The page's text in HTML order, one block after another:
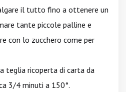
il tutto fino a ottenere un
tante piccole palline e
con lo zucchero come per
teglia ricoperta di carta da
3/4 minuti a 150°.